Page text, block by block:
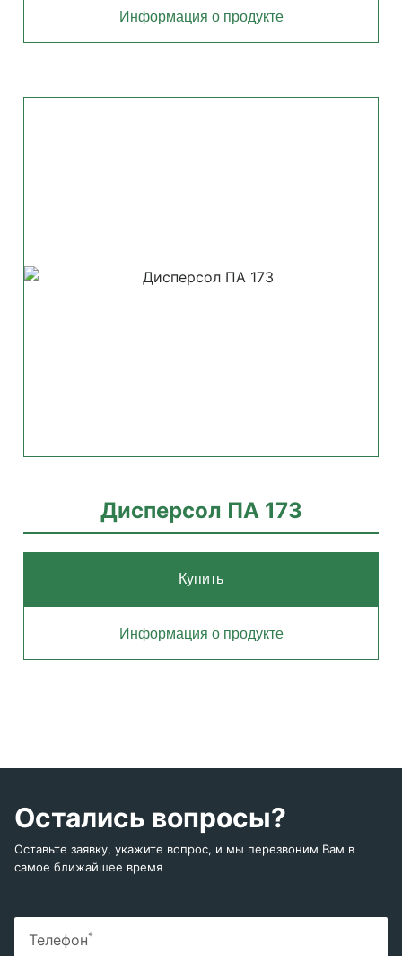
Информация о продукте
Дисперсол ПА 173
Купить
Информация о продукте
Остались вопросы?
Оставьте заявку, укажите вопрос, и мы перезвоним Вам в
самое ближайшее время
Телефон*